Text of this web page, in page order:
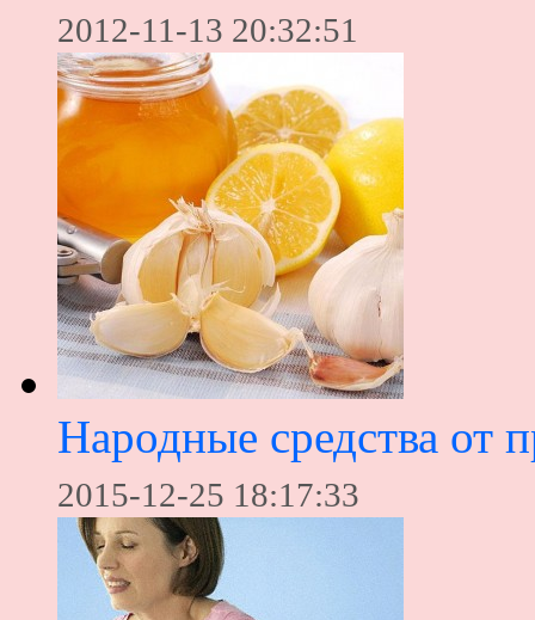
2012-11-13 20:32:51
Народные средства от
2015-12-25 18:17:33